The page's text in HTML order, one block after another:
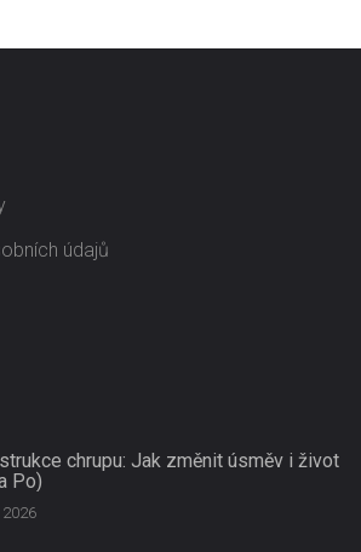
údajů
chrupu: Jak změnit úsměv i život
Po)